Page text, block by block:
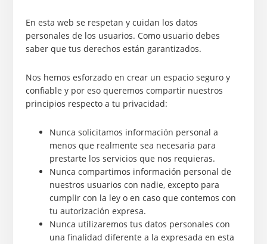
En esta web se respetan y cuidan los datos
personales de los usuarios. Como usuario debes
saber que tus derechos están garantizados.
Nos hemos esforzado en crear un espacio seguro y
confiable y por eso queremos compartir nuestros
principios respecto a tu privacidad:
Nunca solicitamos información personal a
menos que realmente sea necesaria para
prestarte los servicios que nos requieras.
Nunca compartimos información personal de
nuestros usuarios con nadie, excepto para
cumplir con la ley o en caso que contemos con
tu autorización expresa.
Nunca utilizaremos tus datos personales con
una finalidad diferente a la expresada en esta